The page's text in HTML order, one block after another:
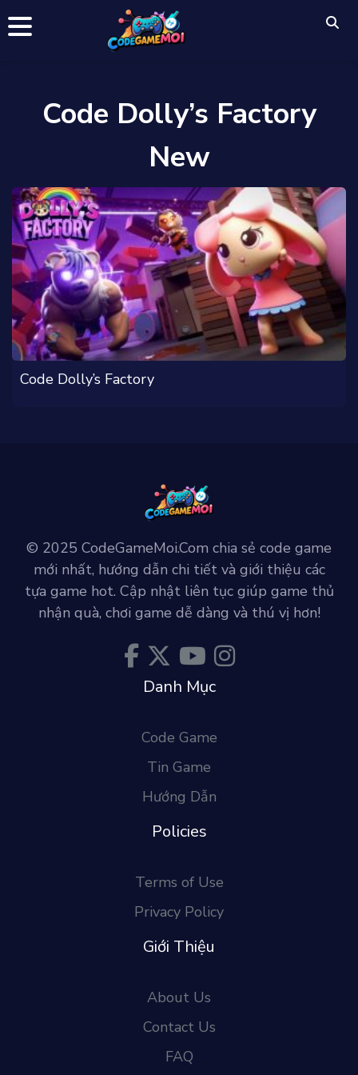
Code Dolly’s Factory
New
Code Dolly’s Factory
© 2025 CodeGameMoi.Com chia sẻ code game
mới nhất, hướng dẫn chi tiết và giới thiệu các
tựa game hot. Cập nhật liên tục giúp game thủ
nhận quà, chơi game dễ dàng và thú vị hơn!
Danh Mục
Code Game
Tin Game
Hướng Dẫn
Policies
Terms of Use
Privacy Policy
Giới Thiệu
About Us
Contact Us
FAQ